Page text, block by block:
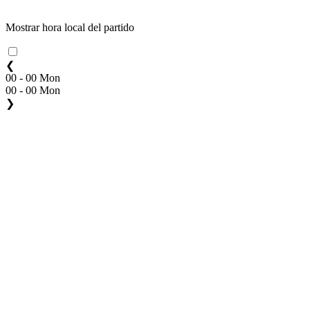
Mostrar hora local del partido
❮
00 - 00 Mon
00 - 00 Mon
❯